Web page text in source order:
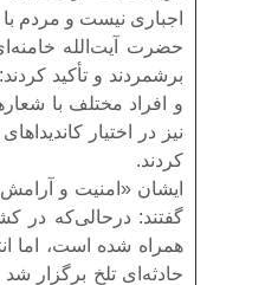
اجباری نیست و مردم
حضرت آیت‌الله
برشمردند و تأکید
و افراد مختلف با
نیز در اختیار
کردند.
ایشان «امنیت و آرامش
گفتند: درحالی‌که در
همراه شده است، اما